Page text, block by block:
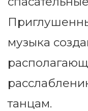
музыка
танцам.